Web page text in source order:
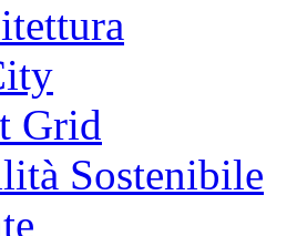
Grid
Sostenibile